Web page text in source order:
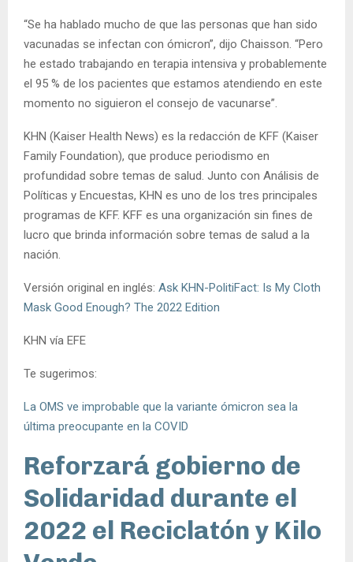
“Se ha hablado mucho de que las personas que han sido
vacunadas se infectan con ómicron”, dijo Chaisson. “Pero
he estado trabajando en terapia intensiva y probablemente
el 95 % de los pacientes que estamos atendiendo en este
momento no siguieron el consejo de vacunarse”.
KHN (Kaiser Health News) es la redacción de KFF (Kaiser
Family Foundation), que produce periodismo en
profundidad sobre temas de salud. Junto con Análisis de
Políticas y Encuestas, KHN es uno de los tres principales
programas de KFF. KFF es una organización sin fines de
lucro que brinda información sobre temas de salud a la
nación.
Versión original en inglés: ​​ Ask KHN-PolitiFact: Is My Cloth
Mask Good Enough? The 2022 Edition
KHN vía EFE
Te sugerimos:
La OMS ve improbable que la variante ómicron sea la
última preocupante en la COVID
Reforzará gobierno de
Solidaridad durante el
2022 el Reciclatón y Kilo